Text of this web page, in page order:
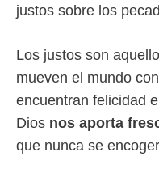
justos sobre los
Los justos son
mueven el mundo
encuentran felicidad
Dios nos aporta
que nunca se